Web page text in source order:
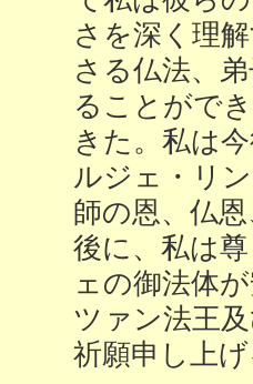
さを深く理
さる仏法、
ることがで
きた。私は
ルジェ・リ
師の恩、仏
後に、私は
ェの御法体
ツァン法王
祈願申し上